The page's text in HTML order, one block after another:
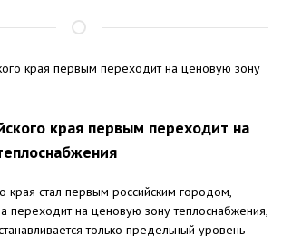
края первым переходит на
края стал первым российским городом,
переходит на ценовую зону теплоснабжения,
только предельный уровень